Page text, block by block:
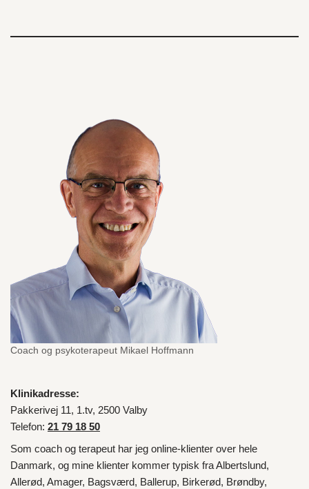
Coach og psykoterapeut Mikael Hoffmann
Klinikadresse:
Pakkerivej 11, 1.tv, 2500 Valby
Telefon: 21 79 18 50
Som coach og terapeut har jeg online-klienter over hele
Danmark, og mine klienter kommer typisk fraAlbertslund,
Allerød, Amager, Bagsværd, Ballerup, Birkerød, Brøndby,